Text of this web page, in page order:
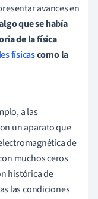
avances en
que se había
de la física
físicascomo la
a las
un aparato que
de
muchos ceros
histórica de
las condiciones